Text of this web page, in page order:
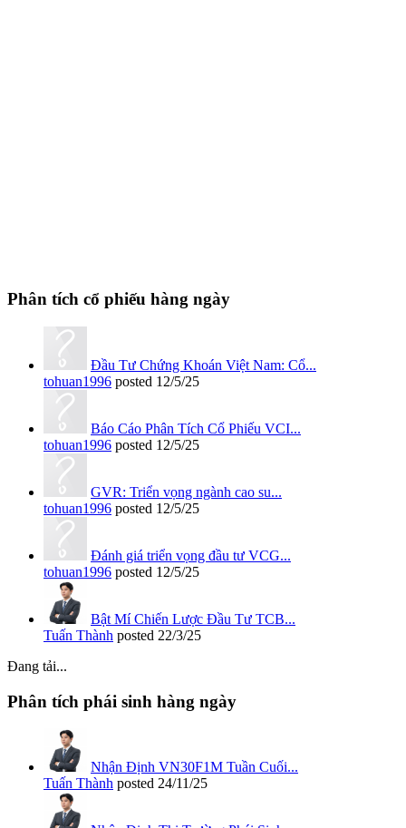
Phân tích cổ phiếu hàng ngày
Đầu Tư Chứng Khoán Việt Nam: Cổ...
tohuan1996 posted 12/5/25
Báo Cáo Phân Tích Cổ Phiếu VCI...
tohuan1996 posted 12/5/25
GVR: Triển vọng ngành cao su...
tohuan1996 posted 12/5/25
Đánh giá triển vọng đầu tư VCG...
tohuan1996 posted 12/5/25
Bật Mí Chiến Lược Đầu Tư TCB...
Tuấn Thành posted 22/3/25
Đang tải...
Phân tích phái sinh hàng ngày
Nhận Định VN30F1M Tuần Cuối...
Tuấn Thành posted 24/11/25